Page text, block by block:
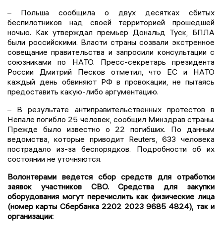
– Польша сообщила о двух десятках сбитых
беспилотников над своей территорией прошедшей
ночью. Как утверждал премьер Дональд Туск, БПЛА
были российскими. Власти страны созвали экстренное
совещание правительства и запросили консультации с
союзниками по НАТО. Пресс-секретарь президента
России Дмитрий Песков отметил, что ЕС и НАТО
каждый день обвиняют РФ в провокации, не пытаясь
предоставить какую-либо аргументацию.
– В результате антиправительственных протестов в
Непале погибло 25 человек, сообщил Минздрав страны.
Прежде было известно о 22 погибших. По данным
ведомства, которые приводит Reuters, 633 человека
пострадало из-за беспорядков. Подробности об их
состоянии не уточняются.
Волонтерами ведется сбор средств для отработки
заявок участников СВО. Средства для закупки
оборудования могут перечислить как физические лица
(номер карты Сбербанка 2202 2023 9685 4824), так и
организации: